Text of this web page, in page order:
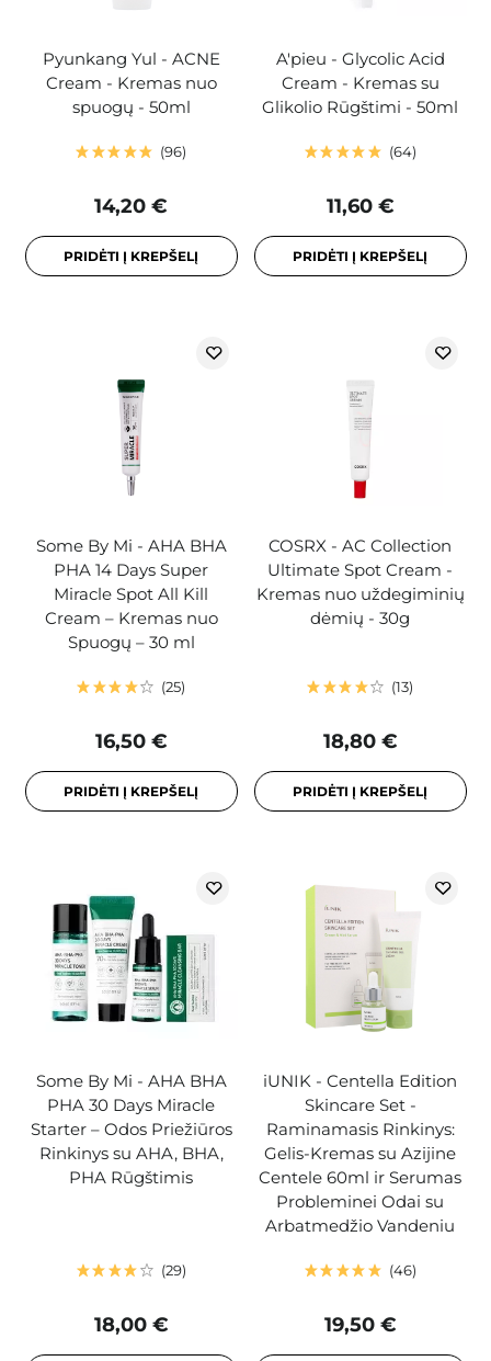
Pyunkang Yul - ACNE
Cream - Kremas nuo
spuogų - 50ml
96
14,20 €
PRIDĖTI Į KREPŠELĮ
A'pieu - Glycolic Acid
Cream - Kremas su
Glikolio Rūgštimi - 50ml
64
11,60 €
PRIDĖTI Į KREPŠELĮ
Some By Mi - AHA BHA
PHA 14 Days Super
Miracle Spot All Kill
Cream – Kremas nuo
Spuogų – 30 ml
25
16,50 €
PRIDĖTI Į KREPŠELĮ
COSRX - AC Collection
Ultimate Spot Cream -
Kremas nuo uždegiminių
dėmių - 30g
13
18,80 €
PRIDĖTI Į KREPŠELĮ
Some By Mi - AHA BHA
PHA 30 Days Miracle
Starter – Odos Priežiūros
Rinkinys su AHA, BHA,
PHA Rūgštimis
29
18,00 €
iUNIK - Centella Edition
Skincare Set -
Raminamasis Rinkinys:
Gelis-Kremas su Azijine
Centele 60ml ir Serumas
Probleminei Odai su
Arbatmedžio Vandeniu
46
19,50 €